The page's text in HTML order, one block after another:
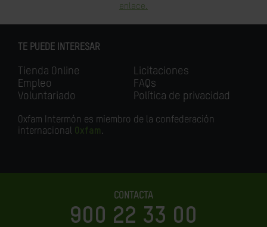
enlace.
TE PUEDE INTERESAR
Tienda Online
Empleo
Voluntariado
Licitaciones
FAQs
Política de privacidad
Oxfam Intermón es miembro de la confederación
internacional Oxfam.
CONTACTA
900 22 33 00